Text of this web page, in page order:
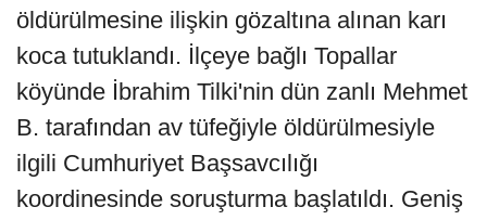
öldürülmesine ilişkin gözaltına alınan karı
koca tutuklandı. İlçeye bağlı Topallar
köyünde İbrahim Tilki'nin dün zanlı Mehmet
B. tarafından av tüfeğiyle öldürülmesiyle
ilgili Cumhuriyet Başsavcılığı
koordinesinde soruşturma başlatıldı. Geniş